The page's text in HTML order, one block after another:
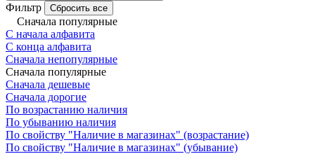
Фильтр Сбросить все
Сначала популярные
С начала алфавита
С конца алфавита
Сначала непопулярные
Сначала популярные
Сначала дешевые
Сначала дорогие
По возрастанию наличия
По убыванию наличия
По свойству "Наличие в магазинах" (возрастание)
По свойству "Наличие в магазинах" (убывание)